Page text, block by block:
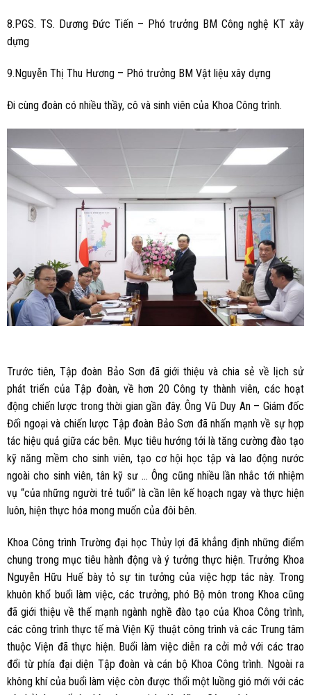
8.PGS. TS. Dương Đức Tiến – Phó trưởng BM Công nghệ KT xây
dựng
9.Nguyễn Thị Thu Hương – Phó trưởng BM Vật liệu xây dựng
Đi cùng đoàn có nhiều thầy, cô và sinh viên của Khoa Công trình.
Trước tiên, Tập đoàn Bảo Sơn đã giới thiệu và chia sẻ về lịch sử
phát triển của Tập đoàn, về hơn 20 Công ty thành viên, các hoạt
động chiến lược trong thời gian gần đây. Ông Vũ Duy An – Giám đốc
Đối ngoại và chiến lược Tập đoàn Bảo Sơn đã nhấn mạnh về sự hợp
tác hiệu quả giữa các bên. Mục tiêu hướng tới là tăng cường đào tạo
kỹ năng mềm cho sinh viên, tạo cơ hội học tập và lao động nước
ngoài cho sinh viên, tân kỹ sư … Ông cũng nhiều lần nhắc tới nhiệm
vụ “của những người trẻ tuổi” là cần lên kế hoạch ngay và thực hiện
luôn, hiện thực hóa mong muốn của đôi bên.
Khoa Công trình Trường đại học Thủy lợi đã khẳng định những điểm
chung trong mục tiêu hành động và ý tưởng thực hiện. Trưởng Khoa
Nguyễn Hữu Huế bày tỏ sự tin tưởng của việc hợp tác này. Trong
khuôn khổ buổi làm việc, các trưởng, phó Bộ môn trong Khoa cũng
đã giới thiệu về thế mạnh ngành nghề đào tạo của Khoa Công trình,
các công trình thực tế mà Viện Kỹ thuật công trình và các Trung tâm
thuộc Viện đã thực hiện. Buổi làm việc diễn ra cởi mở với các trao
đổi từ phía đại diện Tập đoàn và cán bộ Khoa Công trình. Ngoài ra
không khí của buổi làm việc còn được thổi một luồng gió mới với các